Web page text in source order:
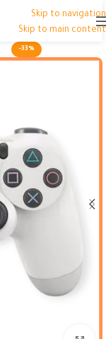
Skip to navigation
Skip to main content
-33%